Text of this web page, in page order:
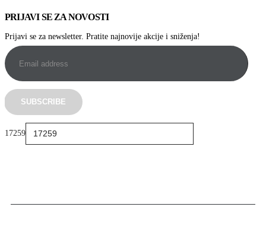
PRIJAVI SE ZA NOVOSTI
Prijavi se za newsletter. Pratite najnovije akcije i sniženja!
17259